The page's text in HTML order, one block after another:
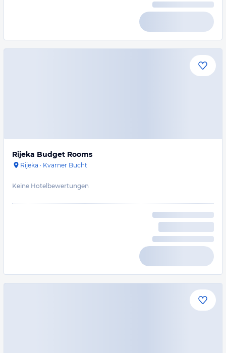
Rijeka Budget Rooms
Rijeka · Kvarner Bucht
Keine Hotelbewertungen